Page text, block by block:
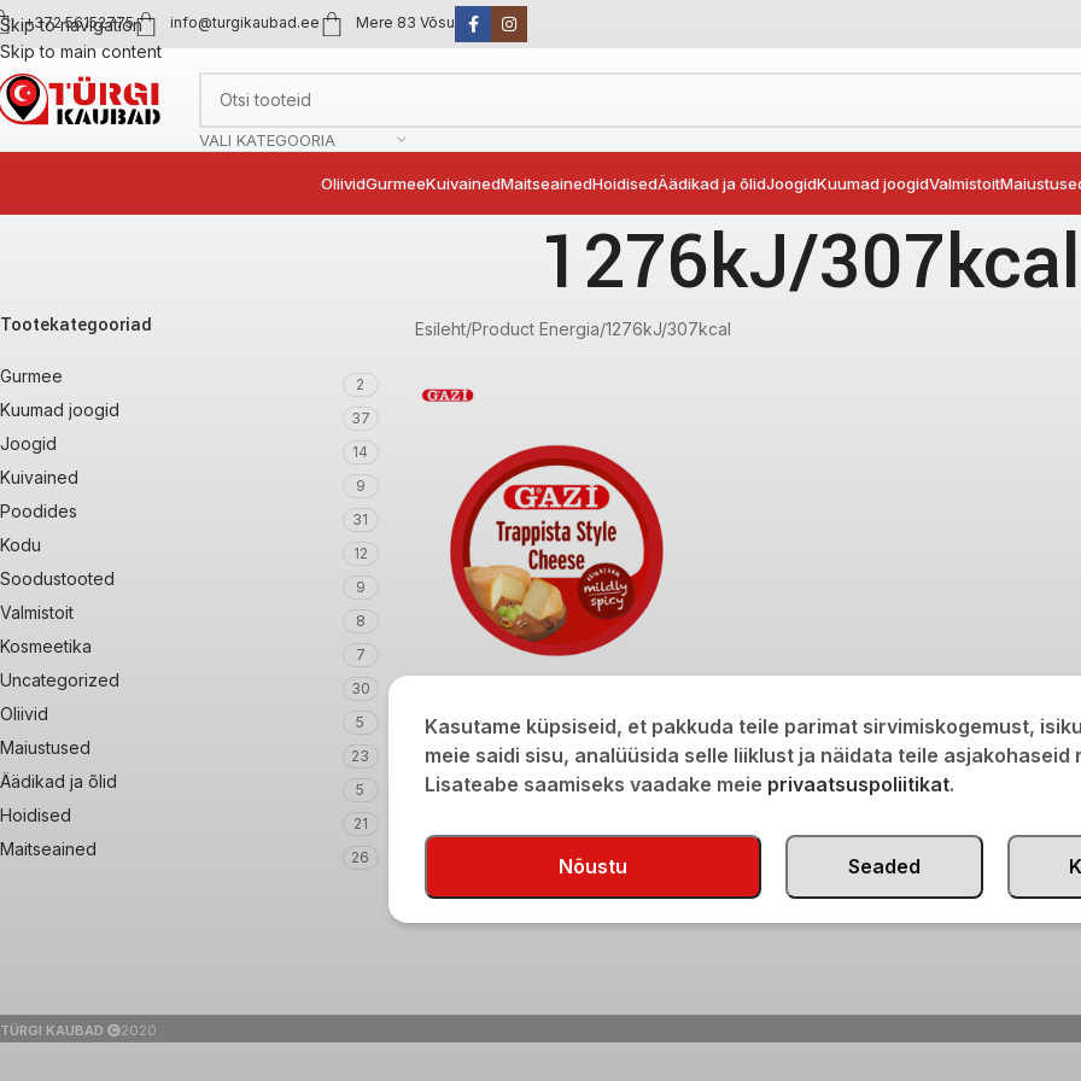
Skip to navigation
Skip to main content
+372 56152775 info@turgikaubad.ee Mere 83 Võsu
VALI KATEGOORIA
OliividGurmeeKuivainedMaitseainedHoidisedÄädikad ja õlidJoogidKuumad joogidValmistoit
1276kJ/307kcal
Tootekategooriad
Gurmee 2
Kuumad joogid 37
Joogid 14
Kuivained 9
Poodides 31
Kodu 12
Soodustooted 9
Valmistoit 8
Kosmeetika 7
Uncategorized 30
Oliivid 5
Maiustused 23
Äädikad ja õlid 5
Hoidised 21
Maitseained 26
Esileht Product Energia 1276kJ/307kcal
€4,30
TÜRGI KAUBAD 2020
Kasutame küpsiseid, et pakkuda teile parimat sirvimiskogemust,
meie saidi sisu, analüüsida selle liiklust ja näidata teile asjakohaseid
Lisateabe saamiseks vaadake meie privaatsuspoliitikat.
Nõustu Seaded